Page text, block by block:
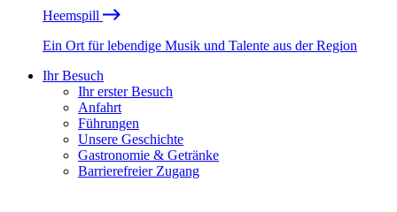
Heemspill
Ein Ort für lebendige Musik und Talente aus der Region
Ihr Besuch
Ihr erster Besuch
Anfahrt
Führungen
Unsere Geschichte
Gastronomie & Getränke
Barrierefreier Zugang